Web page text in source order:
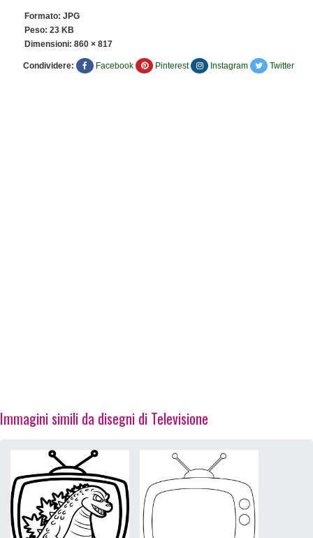
Formato: JPG
Peso: 23 KB
Dimensioni: 860 × 817
Condividere: Facebook Pinterest Instagram Twitter
Immagini simili da disegni di Televisione